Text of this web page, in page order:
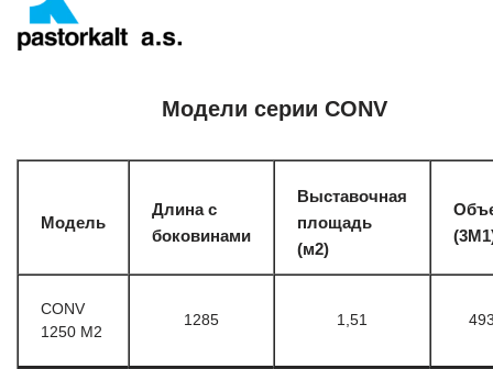
Модели серии CONV
Модель
Длина с
боковинами
Выставочная
площадь
(м2)
CONV
1250 M2
1285 1,51